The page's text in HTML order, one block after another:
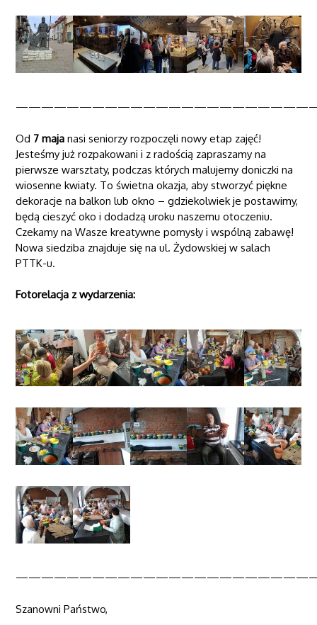
Od 7 maja nasi seniorzy rozpoczęli nowy etap zajęć!
Jesteśmy już rozpakowani i z radością zapraszamy na
pierwsze warsztaty, podczas których malujemy doniczki na
wiosenne kwiaty. To świetna okazja, aby stworzyć piękne
dekoracje na balkon lub okno – gdziekolwiek je postawimy,
będą cieszyć oko i dodadzą uroku naszemu otoczeniu.
Czekamy na Wasze kreatywne pomysły i wspólną zabawę!
Nowa siedziba znajduje się na ul. Żydowskiej w salach
PTTK-u.
Fotorelacja z wydarzenia:
Szanowni Państwo,